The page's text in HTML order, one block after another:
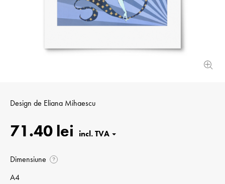
Design de Eliana Mihaescu
71.40 lei
Dimensiune ?
A4